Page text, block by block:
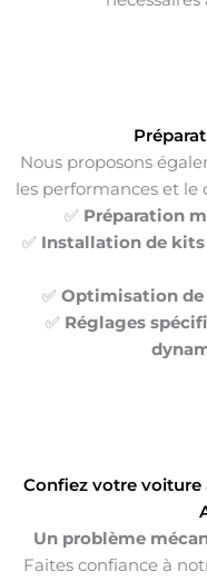
Nous proposons
les performances et
✅ Préparation
✅ Installation de kits
✅ Optimisation de
✅ Réglages
Confiez votre
Un problème
Faites confiance à